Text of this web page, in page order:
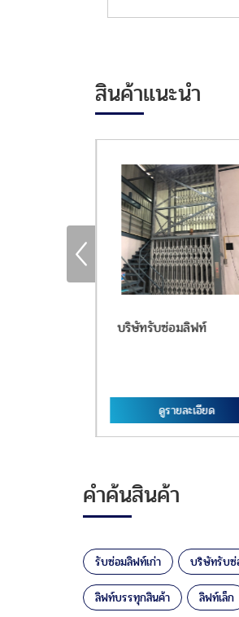
สินค้าแนะนำ
บริษัทรับซ่อมลิฟท์
ดูรายละเอียด
คำค้นสินค้า
รับซ่อมลิฟท์เก่า บริษัทรับ
ลิฟท์บรรทุกสินค้า ลิฟท์เล็ก